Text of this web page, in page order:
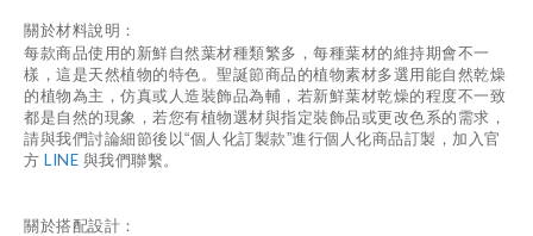
關於材料說明：
每款商品使用的新鮮自然葉材種類繁多，每種葉材的維持期會不一
樣，這是天然植物的特色。聖誕節商品的植物素材多選用能自然乾燥
的植物為主，仿真或人造裝飾品為輔，若新鮮葉材乾燥的程度不一致
都是自然的現象，若您有植物選材與指定裝飾品或更改色系的需求，
請與我們討論細節後以“個人化訂製款”進行個人化商品訂製，加入官
方 LINE 與我們聯繫。
關於搭配設計：